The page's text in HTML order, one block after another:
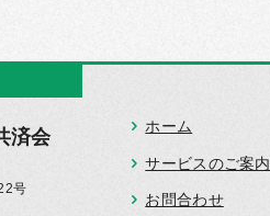
済会
号
ホーム
サービスのご案内
お問合わせ